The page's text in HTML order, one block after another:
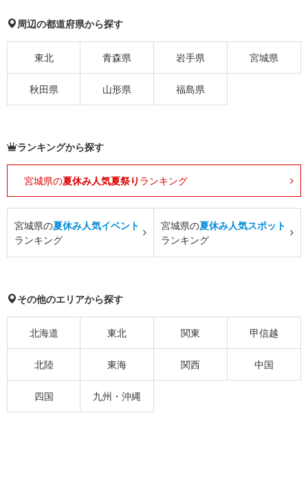
周辺の都道府県から探す
東北 青森県 岩手県 宮城県
秋田県 山形県 福島県
ランキングから探す
宮城県の夏休み人気夏祭り ランキング
宮城県の夏休み人気イベント
ランキング
宮城県の夏休み人気スポット
ランキング
その他のエリアから探す
北海道 東北 関東 甲信越
北陸 東海 関西 中国
四国 九州・沖縄